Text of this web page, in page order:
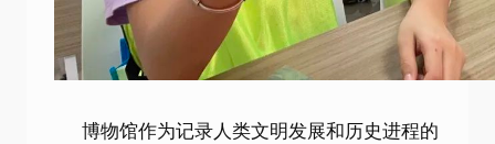
博物馆作为记录人类文明发展和历史进程的